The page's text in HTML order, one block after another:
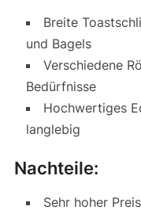
Breite
und Bagels
Verschiedene
Bedürfnisse
Hochwertiges
langlebig
Nachteile:
Sehr hoher